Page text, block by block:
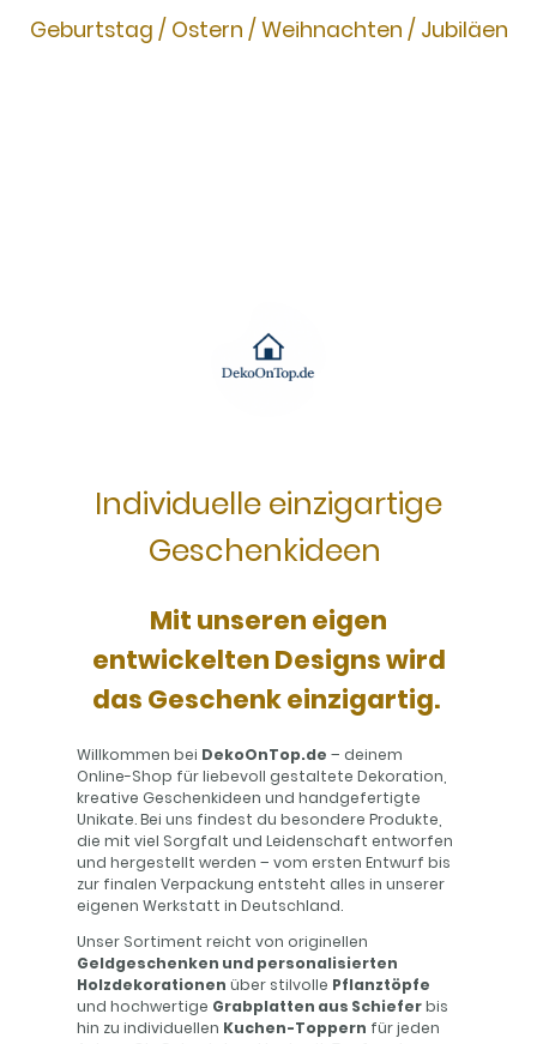
Geburtstag / Ostern / Weihnachten / Jubiläen
Individuelle einzigartige
Geschenkideen
Mit unseren eigen
entwickelten Designs wird
das Geschenk einzigartig.
Willkommen bei DekoOnTop.de – deinem
Online-Shop für liebevoll gestaltete Dekoration,
kreative Geschenkideen und handgefertigte
Unikate. Bei uns findest du besondere Produkte,
die mit viel Sorgfalt und Leidenschaft entworfen
und hergestellt werden – vom ersten Entwurf bis
zur finalen Verpackung entsteht alles in unserer
eigenen Werkstatt in Deutschland.
Unser Sortiment reicht von originellen
Geldgeschenken und personalisierten
Holzdekorationen über stilvolle Pflanztöpfe
und hochwertige Grabplatten aus Schieferbis
hin zu individuellen Kuchen-Toppern für jeden